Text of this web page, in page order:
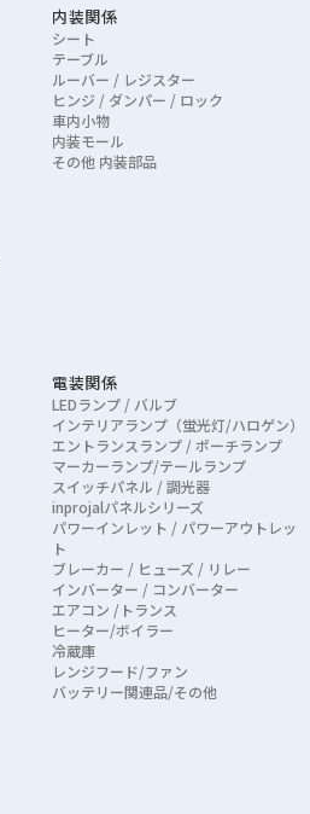
内装関係
シート
テーブル
ルーバー / レジスター
ヒンジ / ダンパー / ロック
車内小物
内装モール
その他 内装部品
電装関係
LEDランプ / バルブ
インテリアランプ（蛍光灯/ハロゲン）
エントランスランプ / ポーチランプ
マーカーランプ/テールランプ
スイッチパネル / 調光器
inprojalパネルシリーズ
パワーインレット / パワーアウトレッ
ト
ブレーカー / ヒューズ / リレー
インバーター / コンバーター
エアコン /トランス
ヒーター/ボイラー
冷蔵庫
レンジフード/ファン
バッテリー関連品/その他